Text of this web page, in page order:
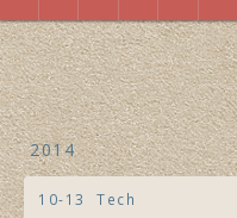
2014
10-13 Tech